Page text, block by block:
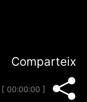
Comparteix
[ 00:00:00 ]